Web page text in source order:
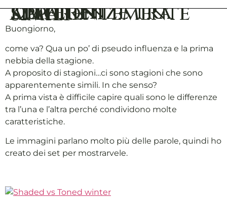
Differenze tra stagioni apparentemente simili
Buongiorno,
come va? Qua un po’ di pseudo influenza e la prima
nebbia della stagione.
A proposito di stagioni…ci sono stagioni che sono
apparentemente simili. In che senso?
A prima vista è difficile capire quali sono le differenze
tra l’una e l’altra perché condividono molte
caratteristiche.
Le immagini parlano molto più delle parole, quindi ho
creato dei set per mostrarvele.